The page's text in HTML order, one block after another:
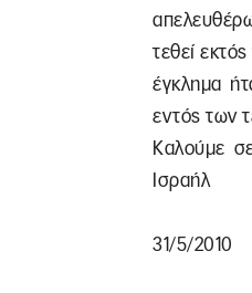
τεθεί
έγκλημα
εντός των
Καλούμε
Ισραήλ
31/5/2010